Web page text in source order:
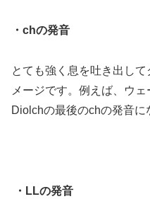
・chの発音
とても強く息を吐き出し
メージです。例えば、ウ
Diolchの最後のchの発音に
・LLの発音